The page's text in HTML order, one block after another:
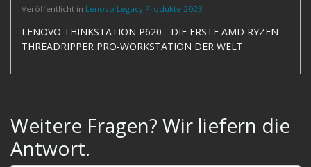
Veröffentlicht in Lenovo Legacy Produkte 2023
LENOVO THINKSTATION P620 - DIE ERSTE AMD RYZEN
THREADRIPPER PRO-WORKSTATION DER WELT
Weitere Fragen? Wir liefern die
Antwort.